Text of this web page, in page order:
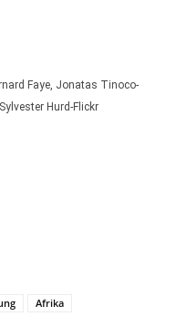
Faye, Jonatas Tinoco-
Hurd-Flickr
Afrika